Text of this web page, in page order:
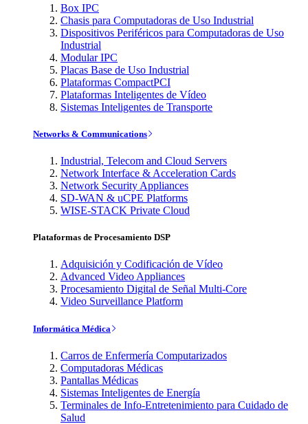
Box IPC
Chasis para Computadoras de Uso Industrial
Dispositivos Periféricos para Computadoras de Uso
Industrial
Modular IPC
Placas Base de Uso Industrial
Plataformas CompactPCI
Plataformas Inteligentes de Vídeo
Sistemas Inteligentes de Transporte
Networks & Communications
Industrial, Telecom and Cloud Servers
Network Interface & Acceleration Cards
Network Security Appliances
SD-WAN & uCPE Platforms
WISE-STACK Private Cloud
Plataformas de Procesamiento DSP
Adquisición y Codificación de Vídeo
Advanced Video Appliances
Procesamiento Digital de Señal Multi-Core
Video Surveillance Platform
Informática Médica
Carros de Enfermería Computarizados
Computadoras Médicas
Pantallas Médicas
Sistemas Inteligentes de Energía
Terminales de Info-Entretenimiento para Cuidado de
Salud